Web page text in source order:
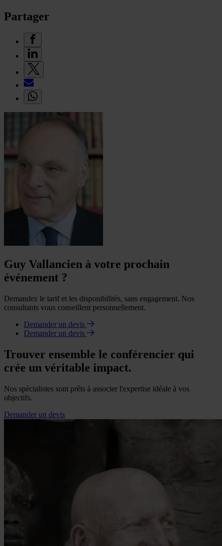
Partager
Guy Vallancien à votre prochain
événement ?
Demandez le tarif et les disponibilités, sans engagement. Nos
consultants vous conseillent personnellement.
Demander un devis
Demander un devis
Trouver ensemble le conférencier qui
crée un véritable impact.
Nos spécialistes sont prêts à associer l'expertise idéale à vos
objectifs.
Demander un devis